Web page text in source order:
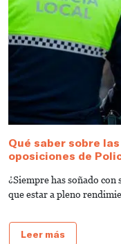
Qué saber sobre
oposiciones de
¿Siempre has soñado
que estar a pleno
Leer más